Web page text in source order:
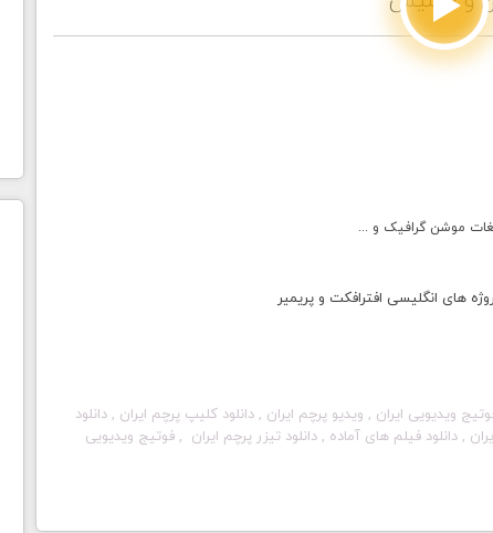
موشن گرافیک و ...
های انگلیسی افترافکت و پریمیر
ویدیویی ایران , ویدیو پرچم ایران , دانلود کلیپ پرچم ایران , دانلود
دانلود فیلم های آماده , دانلود تیزر پرچم ایران , فوتیج ویدیویی